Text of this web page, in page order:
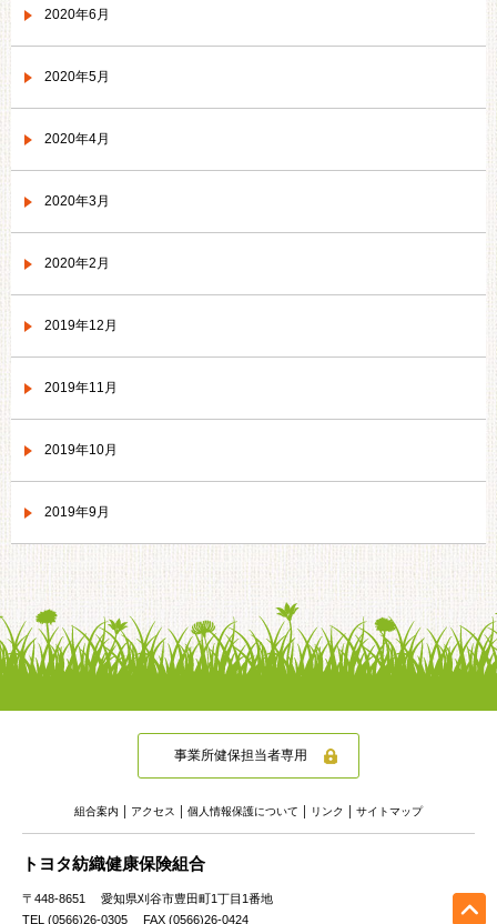
2020年6月
2020年5月
2020年4月
2020年3月
2020年2月
2019年12月
2019年11月
2019年10月
2019年9月
事業所健保担当者専用
組合案内 アクセス 個人情報保護について リンク サイトマップ
トヨタ紡織健康保険組合
〒448-8651
愛知県刈谷市豊田町1丁目1番地
TEL (0566)26-0305
FAX (0566)26-0424